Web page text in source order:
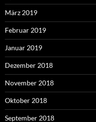
März 2019
Februar 2019
Januar 2019
Dezember 2018
November 2018
Oktober 2018
September 2018